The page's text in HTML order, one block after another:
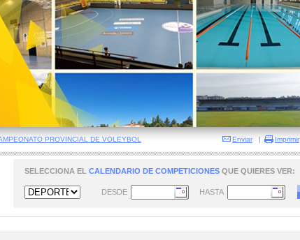
PROVINCIAL DE VOLEYBOL Enviar | Imprimir
SELECCIONA EL CALENDARIO DE COMPETICIONES QUE QUIERES VER:
DESDE HASTA